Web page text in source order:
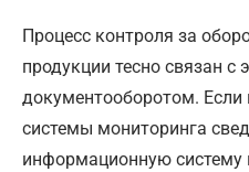
Процесс контроля за
продукции тесно связан с
документооборотом.
системы мониторинга
информационную систему